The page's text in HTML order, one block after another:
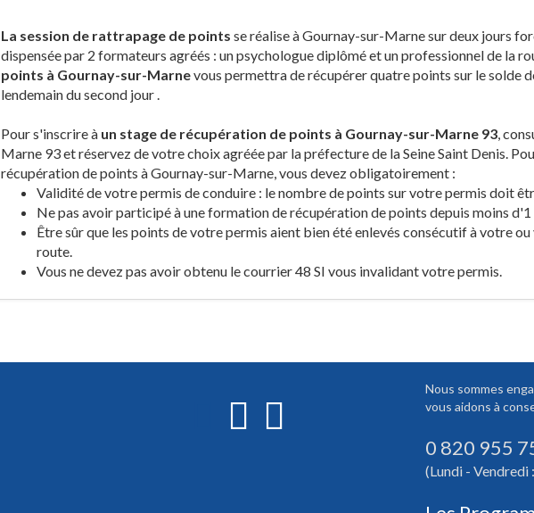
La session de rattrapage de points se réalise à Gournay-sur-Marne sur deux jours
dispensée par 2 formateurs agréés : un psychologue diplômé et un professionnel de la
points à Gournay-sur-Marnevous permettra de récupérer quatre points sur le solde
lendemain du second jour .
Pour s'inscrire à un stage de récupération de points à Gournay-sur-Marne 93,
Marne 93 et réservez de votre choix agréée par la préfecture de la Seine Saint Denis.
récupération de points à Gournay-sur-Marne, vous devez obligatoirement :
Validité de votre permis de conduire : le nombre de points sur votre permis doit
Ne pas avoir participé à une formation de récupération de points depuis moins d'1
Être sûr que les points de votre permis aient bien été enlevés consécutif à votre
route.
Vous ne devez pas avoir obtenu le courrier 48 SI vous invalidant votre permis.
Nous sommes
vous aidons à
0 820 955
(Lundi - Vendredi